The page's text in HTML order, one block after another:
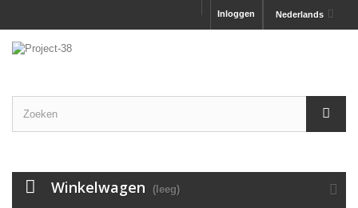
Nederlands
Inloggen
Winkelwagen (leeg)